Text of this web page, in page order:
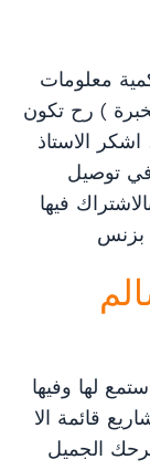
معلومات
) رح تكون
الاستاذ
توصيل
فيها
بزنس
لها وفيها
قائمة الا
الجميل